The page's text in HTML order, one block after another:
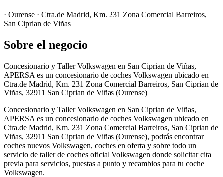
· Ourense · Ctra.de Madrid, Km. 231 Zona Comercial Barreiros,
San Ciprian de Viñas
Sobre el negocio
Concesionario y Taller Volkswagen en San Ciprian de Viñas,
APERSA es un concesionario de coches Volkswagen ubicado en
Ctra.de Madrid, Km. 231 Zona Comercial Barreiros, San Ciprian de
Viñas, 32911 San Ciprian de Viñas (Ourense)
Concesionario y Taller Volkswagen en San Ciprian de Viñas,
APERSA es un concesionario de coches Volkswagen ubicado en
Ctra.de Madrid, Km. 231 Zona Comercial Barreiros, San Ciprian de
Viñas, 32911 San Ciprian de Viñas (Ourense), podrás encontrar
coches nuevos Volkswagen, coches en oferta y sobre todo un
servicio de taller de coches oficial Volkswagen donde solicitar cita
previa para servicios, puestas a punto y recambios para tu coche
Volkswagen.